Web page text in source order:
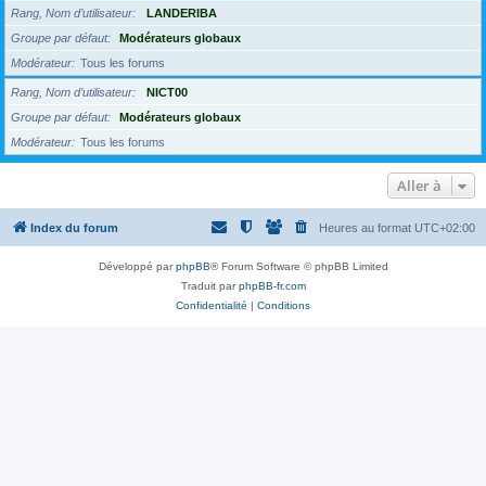
Rang, Nom d’utilisateur
LANDERIBA
Groupe par défaut
Modérateurs globaux
Modérateur
Tous les forums
Rang, Nom d’utilisateur
NICT00
Groupe par défaut
Modérateurs globaux
Modérateur
Tous les forums
Aller à
Index du forum Heures au format UTC+02:00
Développé parphpBB® Forum Software © phpBB Limited
Traduit parphpBB-fr.com
Confidentialité | Conditions